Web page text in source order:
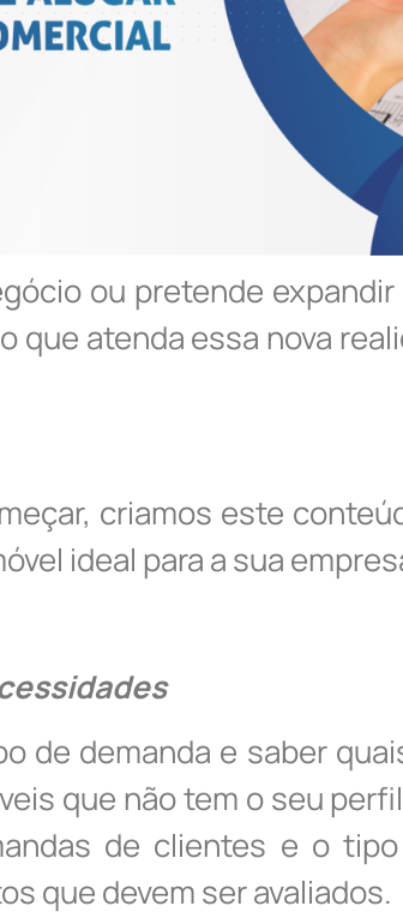
ou pretende
que atenda essa nova
criamos este
ideal para a sua
de demanda e saber
que não tem o seu
de clientes e o
que devem ser avaliados.